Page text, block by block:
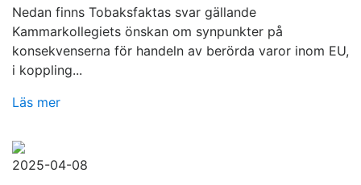
Nedan finns Tobaksfaktas svar gällande
Kammarkollegiets önskan om synpunkter på
konsekvenserna för handeln av berörda varor inom EU,
i koppling...
Läs mer
2025-04-08